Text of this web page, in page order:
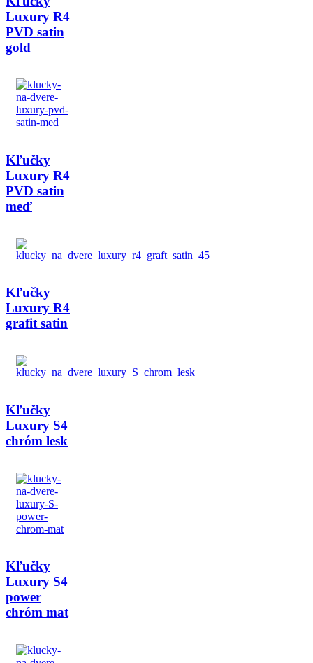
Luxury R4
PVD satin
gold
Kľučky
Luxury R4
PVD satin
meď
Kľučky
Luxury R4
grafit satin
Kľučky
Luxury S4
chróm lesk
Kľučky
Luxury S4
power
chróm mat